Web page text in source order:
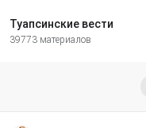
Туапсинские вести
39773 материалов